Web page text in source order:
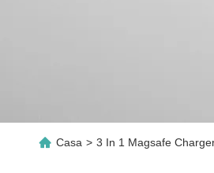
Casa > 3 In 1 Magsafe